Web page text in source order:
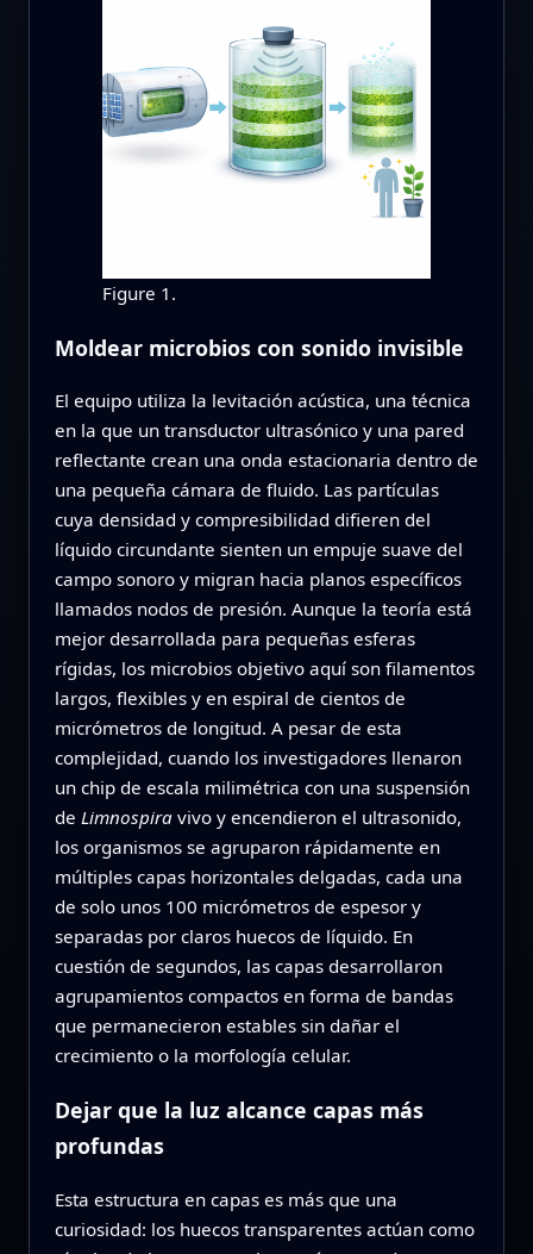
Figure 1.
Moldear microbios con sonido invisible
El equipo utiliza la levitación acústica, una técnica
en la que un transductor ultrasónico y una pared
reflectante crean una onda estacionaria dentro de
una pequeña cámara de fluido. Las partículas
cuya densidad y compresibilidad difieren del
líquido circundante sienten un empuje suave del
campo sonoro y migran hacia planos específicos
llamados nodos de presión. Aunque la teoría está
mejor desarrollada para pequeñas esferas
rígidas, los microbios objetivo aquí son filamentos
largos, flexibles y en espiral de cientos de
micrómetros de longitud. A pesar de esta
complejidad, cuando los investigadores llenaron
un chip de escala milimétrica con una suspensión
de Limnospiravivo y encendieron el ultrasonido,
los organismos se agruparon rápidamente en
múltiples capas horizontales delgadas, cada una
de solo unos 100 micrómetros de espesor y
separadas por claros huecos de líquido. En
cuestión de segundos, las capas desarrollaron
agrupamientos compactos en forma de bandas
que permanecieron estables sin dañar el
crecimiento o la morfología celular.
Dejar que la luz alcance capas más
profundas
Esta estructura en capas es más que una
curiosidad: los huecos transparentes actúan como